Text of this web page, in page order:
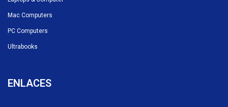
Mac Computers
PC Computers
Ultrabooks
ENLACES